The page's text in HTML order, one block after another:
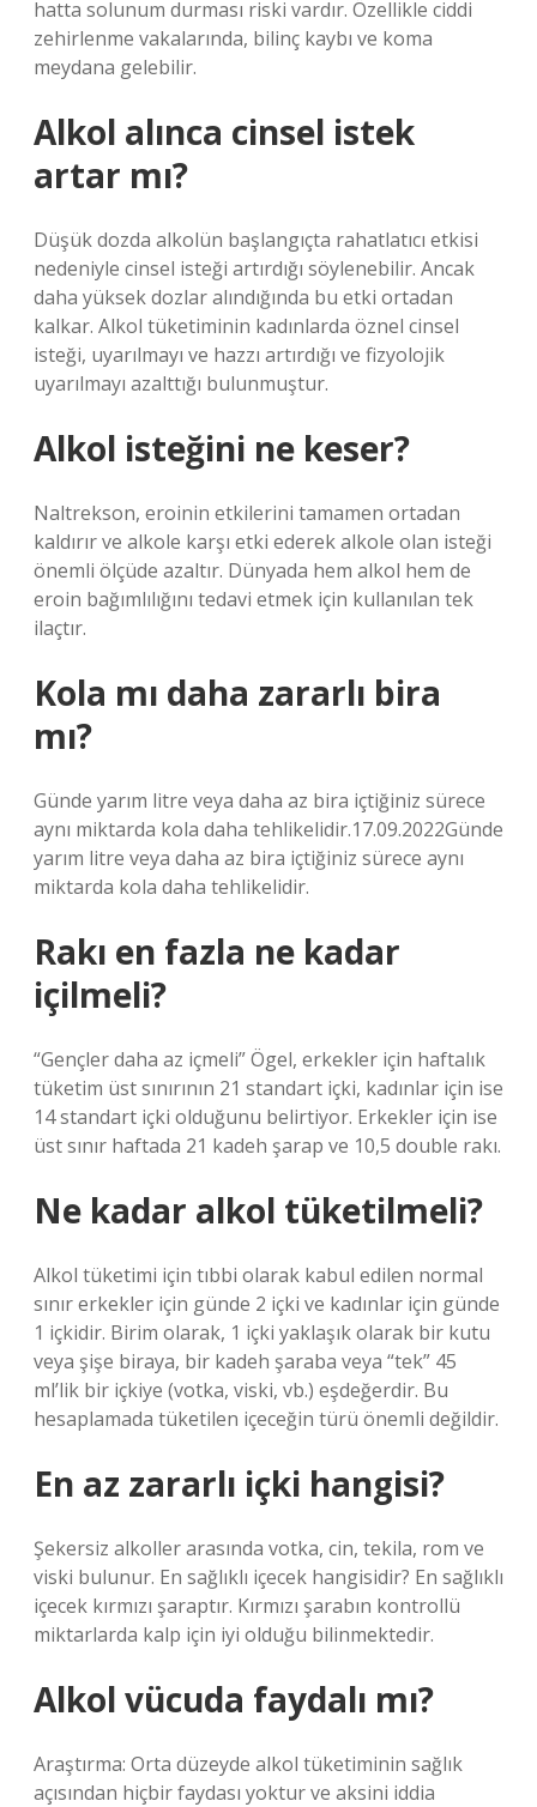
hatta solunum durması riski vardır. Özellikle ciddi
zehirlenme vakalarında, bilinç kaybı ve koma
meydana gelebilir.
Alkol alınca cinsel istek
artar mı?
Düşük dozda alkolün başlangıçta rahatlatıcı etkisi
nedeniyle cinsel isteği artırdığı söylenebilir. Ancak
daha yüksek dozlar alındığında bu etki ortadan
kalkar. Alkol tüketiminin kadınlarda öznel cinsel
isteği, uyarılmayı ve hazzı artırdığı ve fizyolojik
uyarılmayı azalttığı bulunmuştur.
Alkol isteğini ne keser?
Naltrekson, eroinin etkilerini tamamen ortadan
kaldırır ve alkole karşı etki ederek alkole olan isteği
önemli ölçüde azaltır. Dünyada hem alkol hem de
eroin bağımlılığını tedavi etmek için kullanılan tek
ilaçtır.
Kola mı daha zararlı bira
mı?
Günde yarım litre veya daha az bira içtiğiniz sürece
aynı miktarda kola daha tehlikelidir.17.09.2022Günde
yarım litre veya daha az bira içtiğiniz sürece aynı
miktarda kola daha tehlikelidir.
Rakı en fazla ne kadar
içilmeli?
“Gençler daha az içmeli” Ögel, erkekler için haftalık
tüketim üst sınırının 21 standart içki, kadınlar için ise
14 standart içki olduğunu belirtiyor. Erkekler için ise
üst sınır haftada 21 kadeh şarap ve 10,5 double rakı.
Ne kadar alkol tüketilmeli?
Alkol tüketimi için tıbbi olarak kabul edilen normal
sınır erkekler için günde 2 içki ve kadınlar için günde
1 içkidir. Birim olarak, 1 içki yaklaşık olarak bir kutu
veya şişe biraya, bir kadeh şaraba veya “tek” 45
ml’lik bir içkiye (votka, viski, vb.) eşdeğerdir. Bu
hesaplamada tüketilen içeceğin türü önemli değildir.
En az zararlı içki hangisi?
Şekersiz alkoller arasında votka, cin, tekila, rom ve
viski bulunur. En sağlıklı içecek hangisidir? En sağlıklı
içecek kırmızı şaraptır. Kırmızı şarabın kontrollü
miktarlarda kalp için iyi olduğu bilinmektedir.
Alkol vücuda faydalı mı?
Araştırma: Orta düzeyde alkol tüketiminin sağlık
açısından hiçbir faydası yoktur ve aksini iddia